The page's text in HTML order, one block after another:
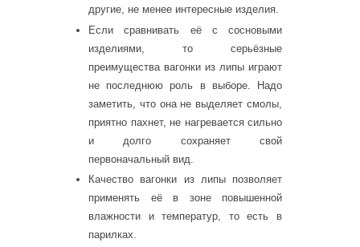
другие, не менее интересные изделия.
Если сравнивать её с сосновыми
изделиями, то серьёзные
преимущества вагонки из липы играют
не последнюю роль в выборе. Надо
заметить, что она не выделяет смолы,
приятно пахнет, не нагревается сильно
и долго сохраняет свой
первоначальный вид.
Качество вагонки из липы позволяет
применять её в зоне повышенной
влажности и температур, то есть в
парилках.